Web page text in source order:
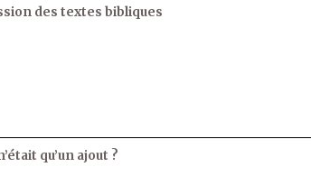
des textes bibliques
qu’un ajout ?